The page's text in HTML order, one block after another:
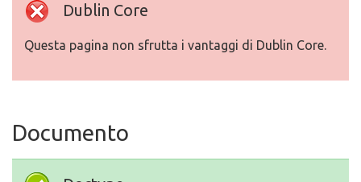
Dublin Core
Questa pagina non sfrutta i vantaggi di Dublin Core.
Documento